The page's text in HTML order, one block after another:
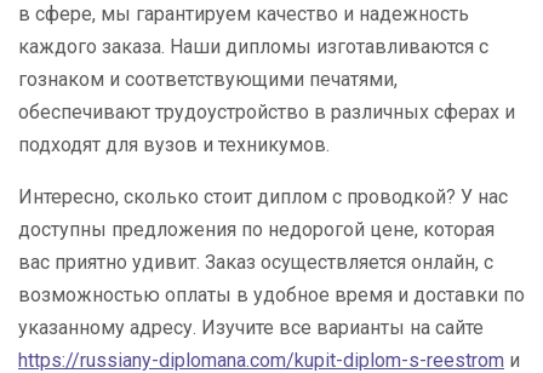
в сфере, мы гарантируем качество и надежность
каждого заказа. Наши дипломы изготавливаются с
гознаком и соответствующими печатями,
обеспечивают трудоустройство в различных сферах и
подходят для вузов и техникумов.
Интересно, сколько стоит диплом с проводкой? У нас
доступны предложения по недорогой цене, которая
вас приятно удивит. Заказ осуществляется онлайн, с
возможностью оплаты в удобное время и доставки по
указанному адресу. Изучите все варианты на сайте
https://russiany-diplomana.com/kupit-diplom-s-reestrom и